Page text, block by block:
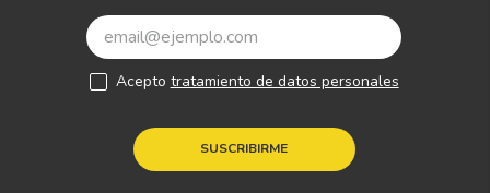
SUSCRIBIRME
Acepto tratamiento de datos personales